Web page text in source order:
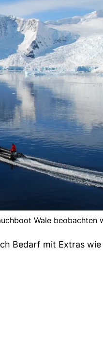
Wale beobachten
Bedarf mit Extras wie